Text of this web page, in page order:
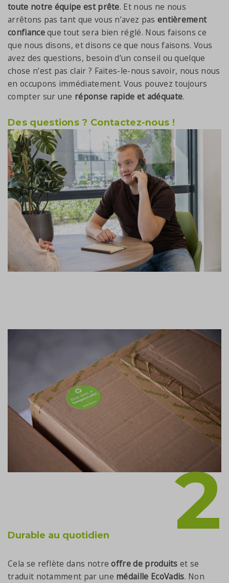
toute notre équipe est prête. Et nous ne nous
arrêtons pas tant que vous n’avez pas entièrement
confianceque tout sera bien réglé. Nous faisons ce
que nous disons, et disons ce que nous faisons. Vous
avez des questions, besoin d’un conseil ou quelque
chose n’est pas clair ? Faites-le-nous savoir, nous nous
en occupons immédiatement. Vous pouvez toujours
compter sur une réponse rapide et adéquate.
Des questions ? Contactez-nous !
2
Durable au quotidien
Cela se reflète dans notreoffre de produits et se
traduit notamment par une médaille EcoVadis. Non